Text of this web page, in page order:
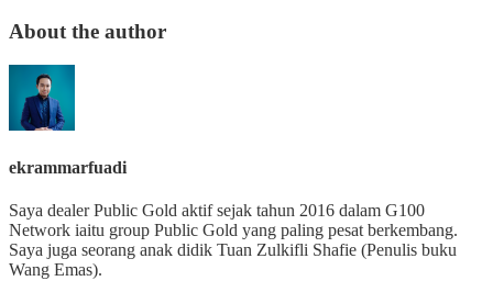
About the author
ekrammarfuadi
Saya dealer Public Gold aktif sejak tahun 2016 dalam G100
Network iaitu group Public Gold yang paling pesat berkembang.
Saya juga seorang anak didik Tuan Zulkifli Shafie (Penulis buku
Wang Emas).